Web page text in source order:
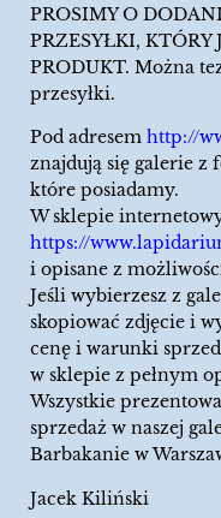
PROSIMY O
PRZESYŁKI, KTÓRY
PRODUKT. Można
przesyłki.
Pod adresem http://
znajdują się galerie z
które posiadamy.
W sklepie
https://
i opisane z
Jeśli wybierzesz z
skopiować zdjęcie i
cenę i warunki
w sklepie z pełnym
Wszystkie
sprzedaż w naszej
Barbakanie w
Jacek Kiliński